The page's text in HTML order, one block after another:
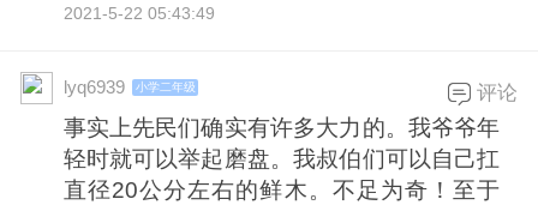
2021-5-22 05:43:49
lyq6939 小学二年级
事实上先民们确实有许多大力的。我爷爷年
轻时就可以举起磨盘。我叔伯们可以自己扛
直径20公分左右的鲜木。不足为奇！至于
评论